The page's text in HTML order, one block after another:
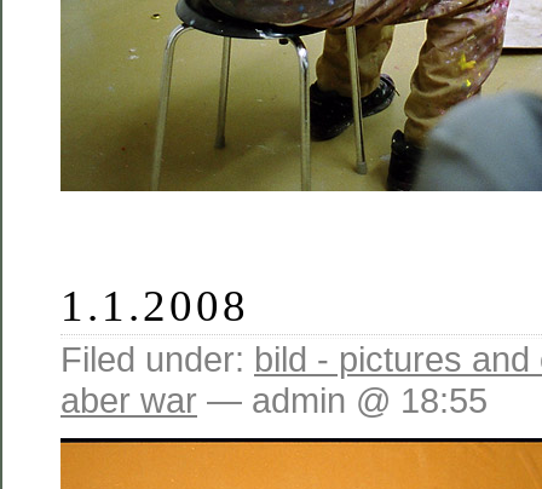
1.1.2008
Filed under: bild - pictures and
aber war — admin @ 18:55